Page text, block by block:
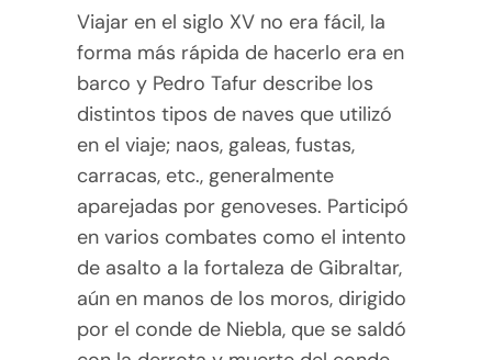
Viajar en el siglo XV no era fácil, la
forma más rápida de hacerlo era en
barco y Pedro Tafur describe los
distintos tipos de naves que utilizó
en el viaje; naos, galeas, fustas,
carracas, etc., generalmente
aparejadas por genoveses. Participó
en varios combates como el intento
de asalto a la fortaleza de Gibraltar,
aún en manos de los moros, dirigido
por el conde de Niebla, que se saldó